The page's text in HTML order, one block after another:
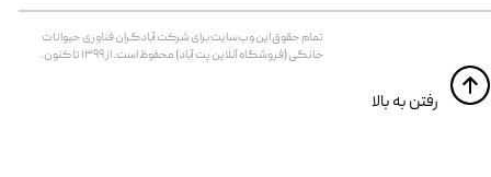
تمام حقوق اين وب‌سايت برای شرکت آبادگران فناوری حیوانات
خانگی (فروشگاه آنلاین پت آباد) محفوظ است. از ۱۳۹۹ تا کنون.
​​رفتن به بالا